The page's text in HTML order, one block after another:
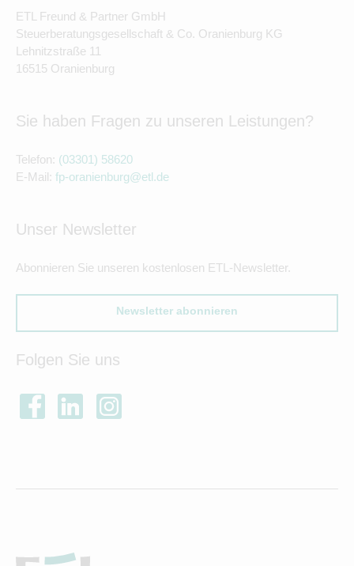
ETL Freund & Partner GmbH
Steuerberatungsgesellschaft & Co. Oranienburg KG
Lehnitzstraße 11
16515 Oranienburg
Sie haben Fragen zu unseren Leistungen?
Telefon: (03301) 58620
E-Mail: fp-oranienburg@etl.de
Unser Newsletter
Abonnieren Sie unseren kostenlosen ETL-Newsletter.
Newsletter abonnieren
Folgen Sie uns